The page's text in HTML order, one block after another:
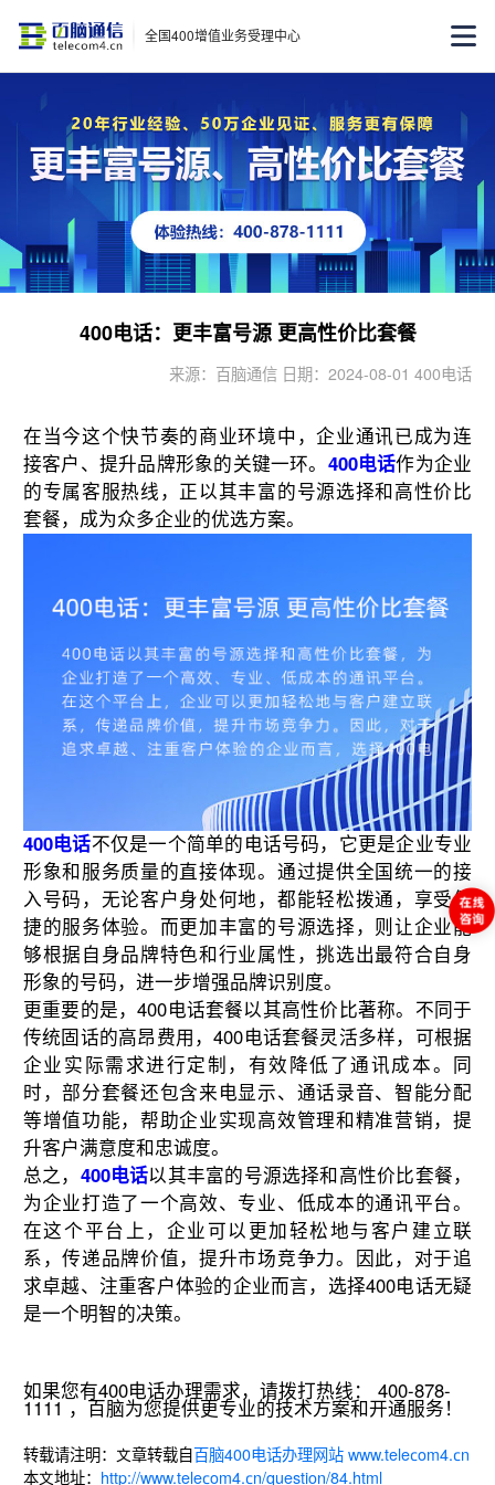
全国400增值业务受理中心
400电话：更丰富号源 更高性价比套餐
来源：百脑通信 日期：2024-08-01 400电话
在当今这个快节奏的商业环境中，企业通讯已成为连
接客户、提升品牌形象的关键一环。 400电话作为企业
的专属客服热线，正以其丰富的号源选择和高性价比
套餐，成为众多企业的优选方案。
400电话不仅是一个简单的电话号码，它更是企业专业
形象和服务质量的直接体现。通过提供全国统一的接
入号码，无论客户身处何地，都能轻松拨通，享受便
捷的服务体验。而更加丰富的号源选择，则让企业能
够根据自身品牌特色和行业属性，挑选出最符合自身
形象的号码，进一步增强品牌识别度。
更重要的是，400电话套餐以其高性价比著称。不同于
传统固话的高昂费用，400电话套餐灵活多样，可根据
企业实际需求进行定制，有效降低了通讯成本。同
时，部分套餐还包含来电显示、通话录音、智能分配
等增值功能，帮助企业实现高效管理和精准营销，提
升客户满意度和忠诚度。
总之， 400电话以其丰富的号源选择和高性价比套餐，
为企业打造了一个高效、专业、低成本的通讯平台。
在这个平台上，企业可以更加轻松地与客户建立联
系，传递品牌价值，提升市场竞争力。因此，对于追
求卓越、注重客户体验的企业而言，选择400电话无疑
是一个明智的决策。
如果您有400电话办理需求，请拨打热线： 400-878-
1111 ，百脑为您提供更专业的技术方案和开通服务！
转载请注明：文章转载自百脑400电话办理网站 www.telecom4.cn
本文地址： http://www.telecom4.cn/question/84.html